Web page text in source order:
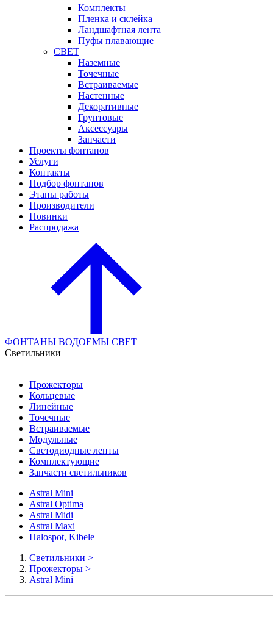
Комплекты
Пленка и склейка
Ландшафтная лента
Пуфы плавающие
СВЕТ
Наземные
Точечные
Встраиваемые
Настенные
Декоративные
Грунтовые
Аксессуары
Запчасти
Проекты фонтанов
Услуги
Контакты
Подбор фонтанов
Этапы работы
Производители
Новинки
Распродажа
ФОНТАНЫ ВОДОЕМЫ СВЕТ
Cветильники
Прожекторы
Кольцевые
Линейные
Точечные
Встраиваемые
Модульные
Светодиодные ленты
Комплектующие
Запчасти светильников
Astral Mini
Astral Optima
Astral Midi
Astral Maxi
Halospot, Kibele
Cветильники >
Прожекторы >
Astral Mini